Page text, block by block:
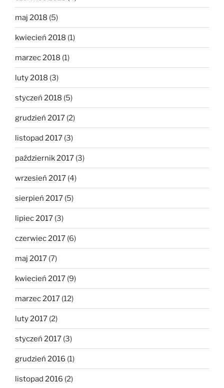
maj 2018 (5)
kwiecień 2018 (1)
marzec 2018 (1)
luty 2018 (3)
styczeń 2018 (5)
grudzień 2017 (2)
listopad 2017 (3)
październik 2017 (3)
wrzesień 2017 (4)
sierpień 2017 (5)
lipiec 2017 (3)
czerwiec 2017 (6)
maj 2017 (7)
kwiecień 2017 (9)
marzec 2017 (12)
luty 2017 (2)
styczeń 2017 (3)
grudzień 2016 (1)
listopad 2016 (2)